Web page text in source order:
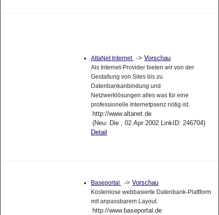
AltaNet Internet -> Vorschau
Als Internet-Provider bieten wir von der
Gestaltung von Sites bis zu
Datenbankanbindung und
Netzwerklösungen alles was für eine
professionelle Internetpsenz nötig ist.
http://www.altanet.de
(Neu: Die , 02.Apr 2002 LinkID: 246704)
Detail
Baseportal -> Vorschau
Kostenlose webbasierte Datenbank-Plattform
mit anpassbarem Layout.
http://www.baseportal.de